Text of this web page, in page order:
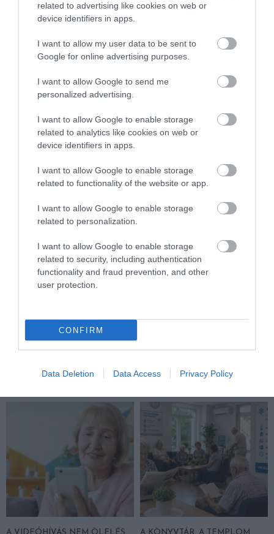
related to advertising like cookies on web or
device identifiers in apps.
I want to allow my user data to be sent to
Google for online advertising purposes.
I want to allow Google to send me
personalized advertising.
I want to allow Google to enable storage
related to analytics like cookies on web or
device identifiers in apps.
I want to allow Google to enable storage
related to functionality of the website or app.
I want to allow Google to enable storage
related to personalization.
I want to allow Google to enable storage
related to security, including authentication
functionality and fraud prevention, and other
user protection.
CONFIRM
Data Deletion Data Access Privacy Policy
NEM TE VAGY BÉNA, CSAK AZ
APP HISZI MAGÁRÓL, HOGY
INFORMATIKUS
2026. AUGUSZTUS 07.
MIT EGYÜNK, HA 70 FELETT IS
2026. AUGUSZTUS 05.
VAN A SZOLGÁLTATÁS? 7
KÉRDÉS, AMIRE MINDEN
2026. JÚLIUS 30.
MEG A CSALÁDI JELSZÓT